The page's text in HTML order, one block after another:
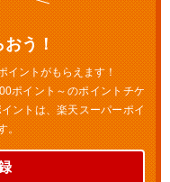
おう！
イントがもらえます！
ポイント～のポイントチケ
ントは、楽天スーパーポイ
。